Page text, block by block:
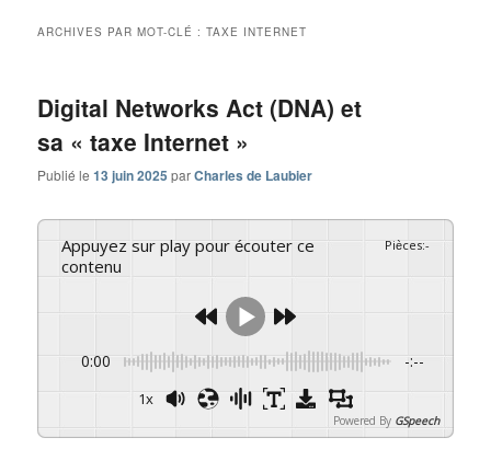
ARCHIVES PAR MOT-CLÉ :TAXE INTERNET
Digital Networks Act (DNA) et
sa « taxe Internet »
Publié le13 juin 2025 parCharles de Laubier
Appuyez sur play pour écouter ce
contenu
Pièces:-
0:00 -:--
1x
Powered By GSpeech